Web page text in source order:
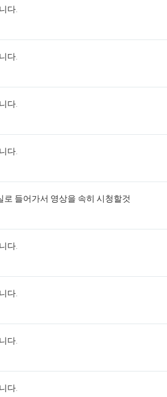
다.
다.
다.
다.
들어가서 영상을 속히 시청할것
다.
다.
다.
다.